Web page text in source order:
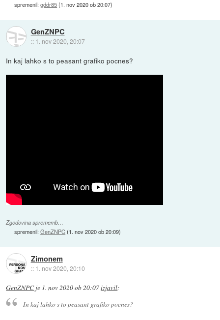
spremenil:gddr85(1. nov 2020 ob 20:07)
GenZNPC
:: 1. nov 2020, 20:07
In kaj lahko s to peasant grafiko pocnes?
Zgodovina sprememb…
spremenil:GenZNPC(1. nov 2020 ob 20:09)
Zimonem
:: 1. nov 2020, 20:10
GenZNPCje 1. nov 2020 ob 20:07izjavil:
In kaj lahko s to peasant grafiko pocnes?